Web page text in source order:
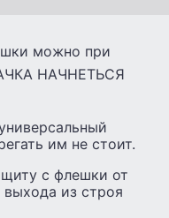
можно при
НАЧНЕТЬСЯ
им не стоит.
с флешки от
выхода из строя